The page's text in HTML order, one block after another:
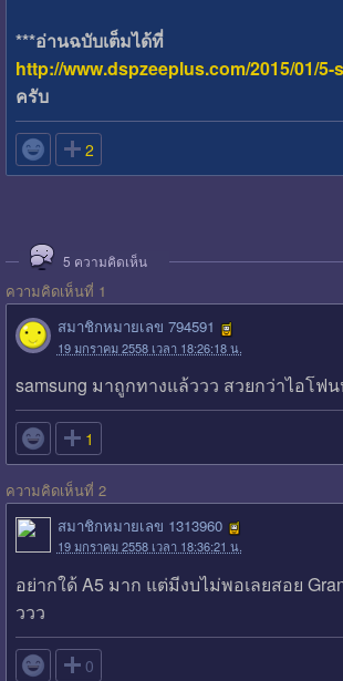
***อ่านฉบับเต็มได้ที่
http://www.dspzeeplus.com/2015/01/
ครับ
 2
5 ความคิดเห็น
ความคิดเห็นที่ 1
สมาชิกหมายเลข 794591
19 มกราคม 2558 เวลา 18:26:18 น.
samsung มาถูกทางแล้ววว สวยกว่าไอโฟ
 1
ความคิดเห็นที่ 2
สมาชิกหมายเลข 1313960
19 มกราคม 2558 เวลา 18:36:21 น.
อย่ากใด้ A5 มาก แต่มีงบไม่พอเลยสอย
ววว
 0